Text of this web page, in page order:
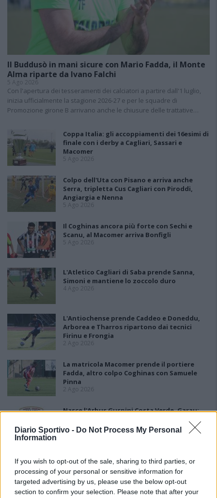
Diario Sportivo - Do Not Process My Personal
Information
If you wish to opt-out of the sale, sharing to third parties, or
processing of your personal or sensitive information for
targeted advertising by us, please use the below opt-out
section to confirm your selection. Please note that after your
Il Buddusò in mani sicure con Mario Fadda, il Monte
Alma riparte da Ivano Falchi
5 Ago 2026
Con l'apertura dei tesseramenti dei calciatori a partire dall'1 luglio,
inizia ufficialmente la stagione 2026-27 e per le squadre di
Promozione girone B arrivano anche le chiusure delle trattative…
Coppa Italia: gli accoppiamenti dei 16esimi di
finale con i derby a Cagliari, Sassari e
Macomer
5 Ago 2026
Colpo dell'Uta con Pisano e arriva anche
Serra, tripletta Cus Cagliari con Piroddi,
Angiargia e Nenna
5 Ago 2026
Il Coghinas ancora più forte con Sechi e
Scanu, al Macomer arriva Bonfigli
5 Ago 2026
L'Atletico Cagliari di Saba prende Sanna,
Simoni e mantiene lo zoccolo duro
4 Ago 2026
L'Antiochense prende Caddeo e Doneddu,
Arborea e Tharros ripartono dai tecnici
Firinu e Frongia
2 Ago 2026
La matricola Macomer prende il portiere
Fadda, altro colpo Coghinas con Samuele
Pinna
2 Ago 2026
Nasce l'Arbus Guspini Costa Verde, Garau:
l’intero territorio»
31 Lug 2026
28 Lug 2026